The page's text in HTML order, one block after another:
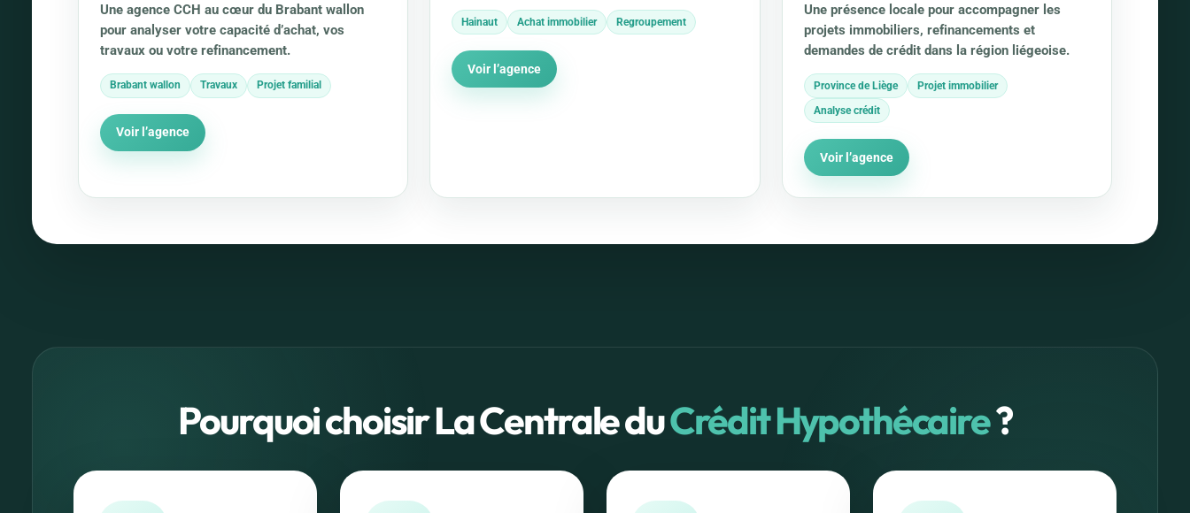
Une agence CCH au cœur du Brabant wallon
pour analyser votre capacité d’achat, vos
travaux ou votre refinancement.
Brabant wallon Travaux Projet familial
Voir l’agence
Hainaut Achat immobilier Regroupement
Voir l’agence
Une présence locale pour accompagner les
projets immobiliers, refinancements et
demandes de crédit dans la région liégeoise.
Province de Liège
Projet immobilier
Analyse crédit
Voir l’agence
Pourquoi choisir La Centrale duCrédit Hypothécaire?